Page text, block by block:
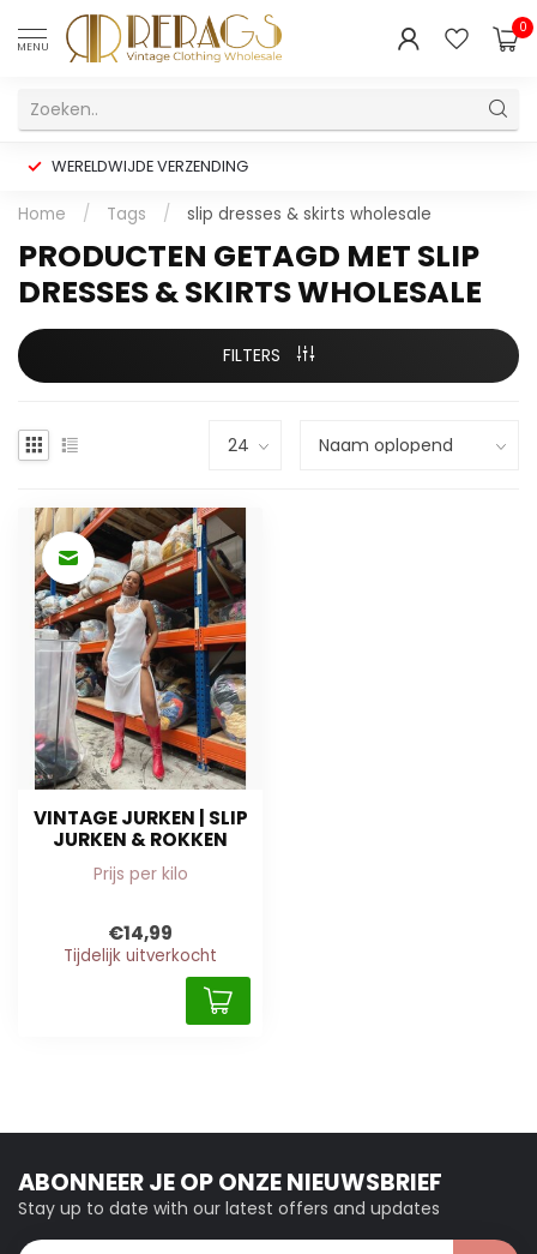
MENU
0
WERELDWIJDE VERZENDING
Home / Tags / slip dresses & skirts wholesale
PRODUCTEN GETAGD MET SLIP
DRESSES & SKIRTS WHOLESALE
FILTERS
VINTAGE JURKEN | SLIP
JURKEN & ROKKEN
Prijs per kilo
€14,99
Tijdelijk uitverkocht
ABONNEER JE OP ONZE NIEUWSBRIEF
Stay up to date with our latest offers and updates